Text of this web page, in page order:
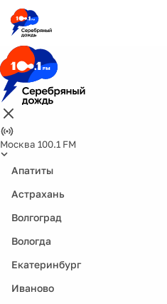
Москва 100.1 FM
Апатиты
Астрахань
Волгоград
Вологда
Екатеринбург
Иваново